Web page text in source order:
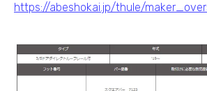
https://abeshokai.jp/thule/